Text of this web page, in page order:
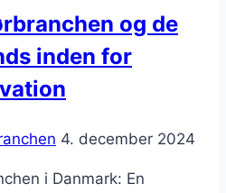
og de
inden for
4. december 2024
i Danmark: En